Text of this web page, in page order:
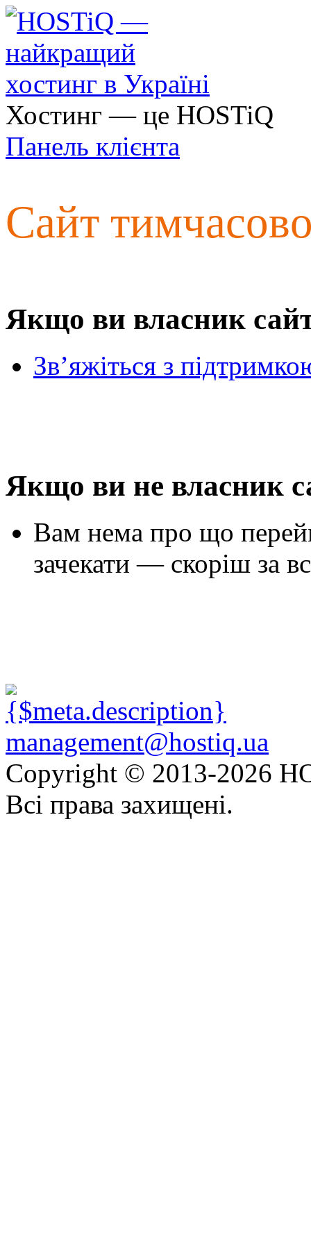
Хостинг — це HOSTiQ
Панель клієнта
Сайт
Якщо ви власник
Зв’яжіться з
Якщо ви не власник
Вам нема про що
зачекати — скоріш за
management@hostiq.ua
Copyright © 2013-2026
Всі права захищені.